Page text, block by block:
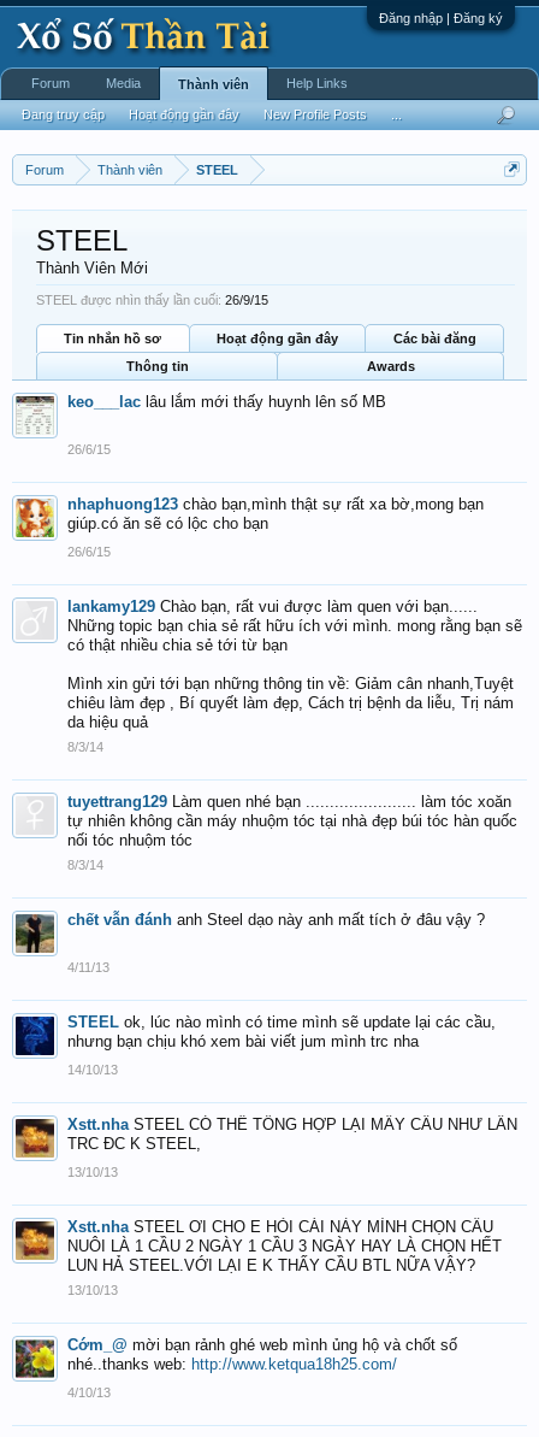
Đăng nhập | Đăng ký
Forum Thành viên STEEL
STEEL
Thành Viên Mới
STEEL được nhìn thấy lần cuối: 26/9/15
Tin nhắn hồ sơ Hoạt động gần đây
Các bài đăng
Thông tin
Awards
keo___lac lâu lắm mới thấy huynh lên số MB
26/6/15
nhaphuong123 chào bạn,mình thật sự rất xa bờ,mong bạn
giúp.có ăn sẽ có lộc cho bạn
26/6/15
lankamy129 Chào bạn, rất vui được làm quen với bạn......
Những topic bạn chia sẻ rất hữu ích với mình. mong rằng bạn sẽ
có thật nhiều chia sẻ tới từ bạn
Mình xin gửi tới bạn những thông tin về: Giảm cân nhanh,Tuyệt
chiêu làm đẹp , Bí quyết làm đẹp, Cách trị bệnh da liễu, Trị nám
da hiệu quả
8/3/14
tuyettrang129 Làm quen nhé bạn ....................... làm tóc xoăn
tự nhiên không cần máy nhuộm tóc tại nhà đẹp búi tóc hàn quốc
nối tóc nhuộm tóc
8/3/14
chết vẫn đánh anh Steel dạo này anh mất tích ở đâu vậy ?
4/11/13
STEEL ok, lúc nào mình có time mình sẽ update lại các cầu,
nhưng bạn chịu khó xem bài viết jum mình trc nha
14/10/13
Xstt.nha STEEL CÓ THỂ TỔNG HỢP LẠI MẤY CẦU NHƯ LẦN
TRC ĐC K STEEL,
13/10/13
Xstt.nha STEEL ƠI CHO E HỎI CÁI NÀY MÌNH CHỌN CẦU
NUÔI LÀ 1 CẦU 2 NGÀY 1 CẦU 3 NGÀY HAY LÀ CHỌN HẾT
LUN HẢ STEEL.VỚI LẠI E K THẤY CẦU BTL NỮA VẬY?
13/10/13
Cớm_@ mời bạn rảnh ghé web mình ủng hộ và chốt số
nhé..thanks web: http://www.ketqua18h25.com/
4/10/13
Forum Media Thành viên
Đang truy cập Hoạt động gần đây New Profile Posts
Help Links